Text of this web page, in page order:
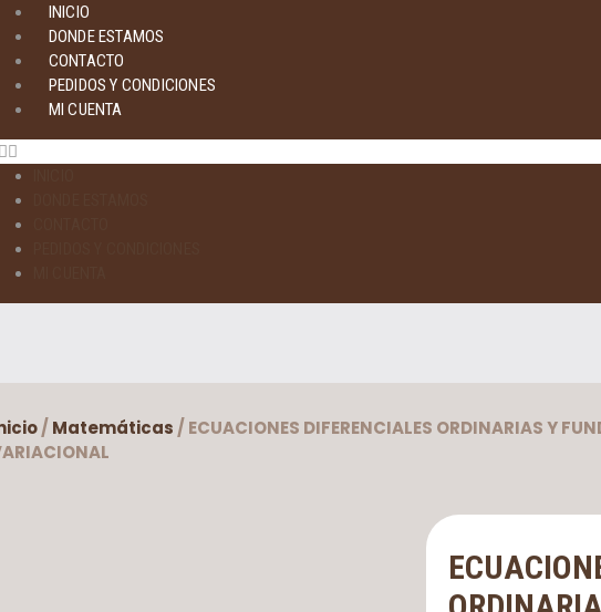
INICIO
DONDE ESTAMOS
CONTACTO
PEDIDOS Y CONDICIONES
MI CUENTA
/ Matemáticas / ECUACIONES DIFERENCIALES ORDINARIAS Y